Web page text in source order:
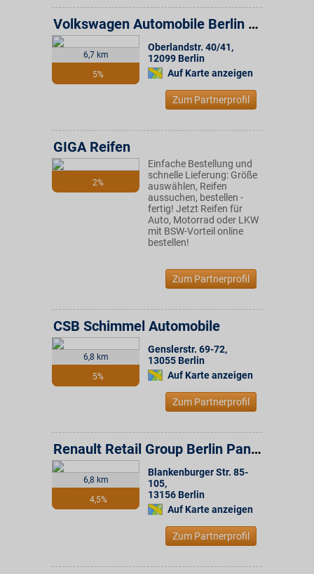
6,7 km
5%
Volkswagen Automobile Berlin GmbH
Oberlandstr. 40/41,
12099 Berlin
Auf Karte anzeigen
Zum Partnerprofil
2%
GIGA Reifen
Einfache Bestellung und
schnelle Lieferung: Größe
auswählen, Reifen
aussuchen, bestellen -
fertig! Jetzt Reifen für
Auto, Motorrad oder LKW
mit BSW-Vorteil online
bestellen!
Zum Partnerprofil
6,8 km
5%
CSB Schimmel Automobile
Genslerstr. 69-72,
13055 Berlin
Auf Karte anzeigen
Zum Partnerprofil
6,8 km
4,5%
Renault Retail Group Berlin Pankow
Blankenburger Str. 85-
105,
13156 Berlin
Auf Karte anzeigen
Zum Partnerprofil